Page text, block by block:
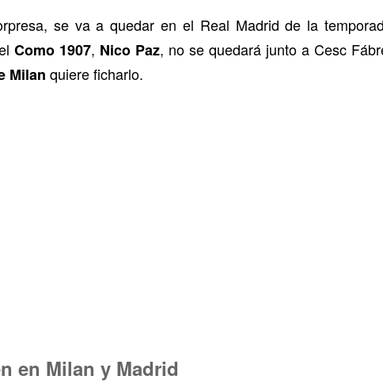
se va a quedar en el Real Madrid de la
Como 1907, Nico Paz, no se quedará junto a Cesc
Milan quiere ficharlo.
en Milan y Madrid